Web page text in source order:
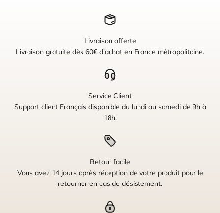
Livraison offerte
Livraison gratuite dès 60€ d'achat en France métropolitaine.
Service Client
Support client Français disponible du lundi au samedi de 9h à
18h.
Retour facile
Vous avez 14 jours après réception de votre produit pour le
retourner en cas de désistement.